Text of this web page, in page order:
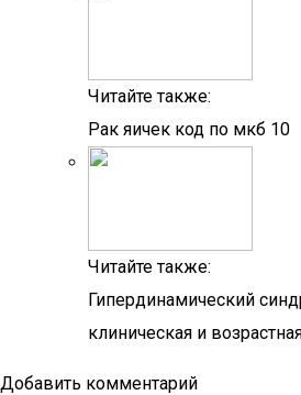
Читайте также:
Рак яичек код по мкб 10
Читайте также:
Гипердинамический
клиническая и
Добавить комментарий